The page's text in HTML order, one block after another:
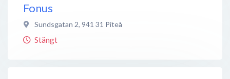
Fonus
Sundsgatan 2, 941 31 Piteå
Stängt